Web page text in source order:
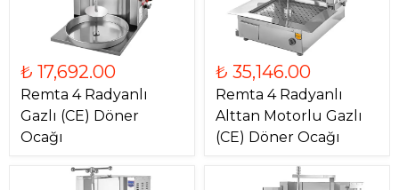
₺ 17,692.00
Remta 4 Radyanlı
Gazlı (CE) Döner
Ocağı
₺ 35,146.00
Remta 4 Radyanlı
Alttan Motorlu Gazlı
(CE) Döner Ocağı